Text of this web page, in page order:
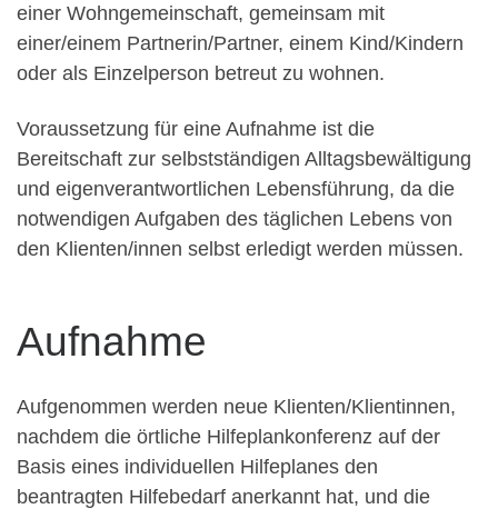
einer Wohngemeinschaft, gemeinsam mit
einer/einem Partnerin/Partner, einem Kind/Kindern
oder als Einzelperson betreut zu wohnen.
Voraussetzung für eine Aufnahme ist die
Bereitschaft zur selbstständigen Alltagsbewältigung
und eigenverantwortlichen Lebensführung, da die
notwendigen Aufgaben des täglichen Lebens von
den Klienten/innen selbst erledigt werden müssen.
Aufnahme
Aufgenommen werden neue Klienten/Klientinnen,
nachdem die örtliche Hilfeplankonferenz auf der
Basis eines individuellen Hilfeplanes den
beantragten Hilfebedarf anerkannt hat, und die